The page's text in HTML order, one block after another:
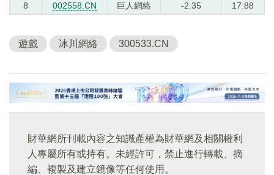
8
002558.CN 巨人網絡 -2.35 17.88
遊戲 冰川網絡 300533.CN
財華網所刊載內容之知識產權為財華網及相關權利
人專屬所有或持有。未經許可，禁止進行轉載、摘
編、複製及建立鏡像等任何使用。